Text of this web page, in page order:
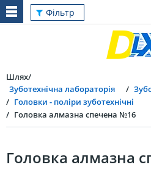
Фільтр
Шлях
Зуботехнічна лабораторія
Головки - поліри зуботехнічні
Головка алмазна спечена №16
Головка алмазна